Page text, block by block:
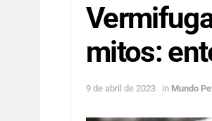
mitos:
9 de abril de 2023 in Mundo